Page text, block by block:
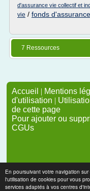
En poursuivant votre navigation
l'utilisation de cookies pour vous
services adaptés à vos centres
d'assurance vie collectif et
vie / fonds
7 Ressources
Accueil | Mentions
d'utilisation |
de cette page
Pour ajouter ou
CGUs